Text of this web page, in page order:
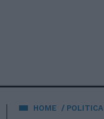
HOME POLITICA